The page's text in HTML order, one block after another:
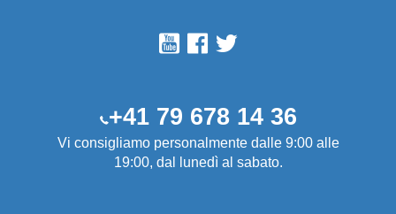
+41 79 678 14 36
Vi consigliamo personalmente dalle 9:00 alle
19:00, dal lunedì al sabato.